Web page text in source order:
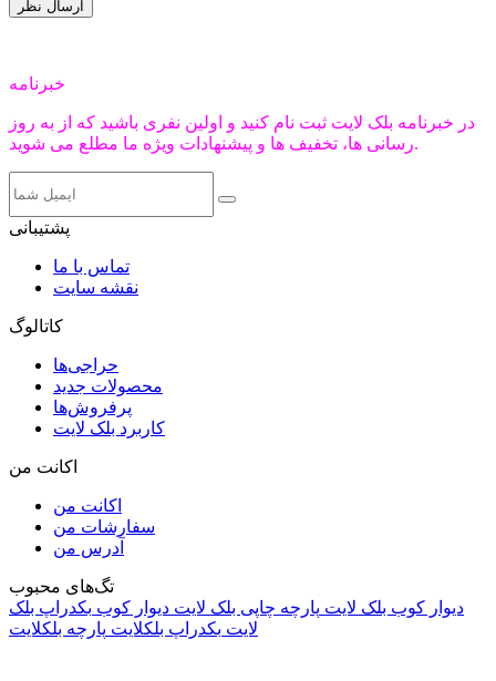
خبرنامه
در خبرنامه بلک لایت ثبت نام کنید و اولین نفری باشید که از به روز
رسانی ها، تخفیف ها و پیشنهادات ویژه ما مطلع می شوید.
پشتیبانی
تماس با ما
نقشه سایت
کاتالوگ
حراجی‌ها
محصولات جدید
پرفروش‌ها
کاربرد بلک لایت
اکانت من
اکانت من
سفارشات من
آدرس من
تگ‌های محبوب
دیوار کوب بلک لایت پارچه چاپی بلک لایت دیوار کوب بکدراپ بلک
لایت بکدراپ بلکلایت پارچه بلکلایت